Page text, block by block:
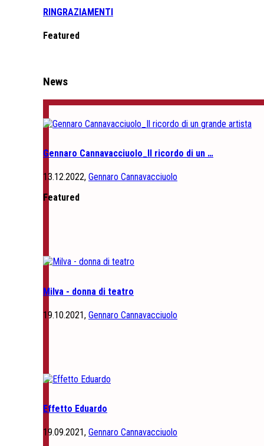
RINGRAZIAMENTI
Featured
News
Gennaro Cannavacciuolo_Il ricordo di un …
13.12.2022, Gennaro Cannavacciuolo
Featured
Milva - donna di teatro
19.10.2021, Gennaro Cannavacciuolo
Effetto Eduardo
19.09.2021, Gennaro Cannavacciuolo